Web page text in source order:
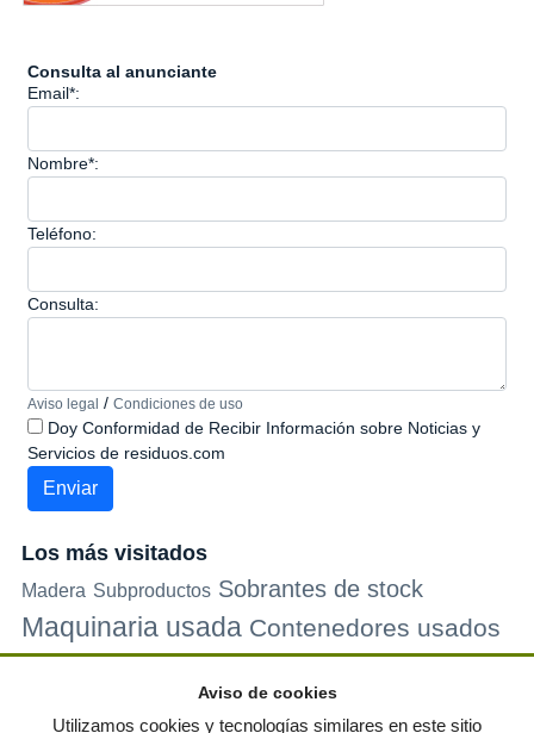
Consulta al anunciante
Email*:
Nombre*:
Teléfono:
Consulta:
Aviso legal / Condiciones de uso
Doy Conformidad de Recibir Información sobre Noticias y
Servicios de residuos.com
Los más visitados
Madera Subproductos Sobrantes de stock
Maquinaria usada Contenedores usados
Palets de plastico Electrodomesticos
Aviso de cookies
Utilizamos cookies y tecnologías similares en este sitio